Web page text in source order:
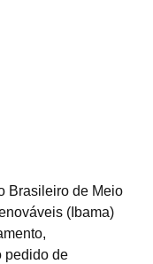
Brasileiro de Meio
(Ibama)
pedido de